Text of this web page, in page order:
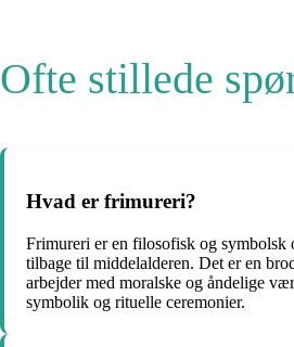
Ofte stillede
Hvad er frimureri?
Frimureri er en filosofisk og symbolsk
tilbage til middelalderen. Det er en
arbejder med moralske og åndelige
symbolik og rituelle ceremonier.